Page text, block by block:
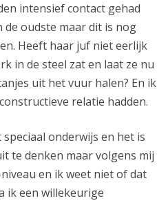
intensief contact gehad
de oudste maar dit is nog
Heeft haar juf niet eerlijk
in de steel zat en laat ze nu
uit het vuur halen? En ik
relatie hadden.
onderwijs en het is
te denken maar volgens mij
en ik weet niet of dat
ik een willekeurige